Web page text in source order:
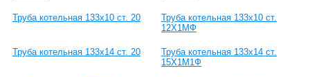
Труба котельная 133х10 ст. 20
Труба котельная 133х10 ст.
12Х1МФ
Труба котельная 133х14 ст. 20
Труба котельная 133х14 ст.
15Х1М1Ф